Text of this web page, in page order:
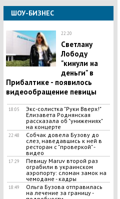
ШОУ-БИЗНЕС
22:20
Светлану
Лободу
"кинули на
деньги" в
Прибалтике - появилось
видеообращение певицы
18:05
Экс-солистка "Руки Вверх!"
Елизавета Роднянская
рассказала об "унижениях"
на концерте
22:48
Собчак довела Бузову до
слез, наведавшись к ней в
ресторан с "проверкой" -
видео
17:29
Певицу Maruv второй раз
ограбили в украинском
аэропорту: сломан замок на
чемодане - кадры
18:49
Ольга Бузова отправилась
на лечение за границу -